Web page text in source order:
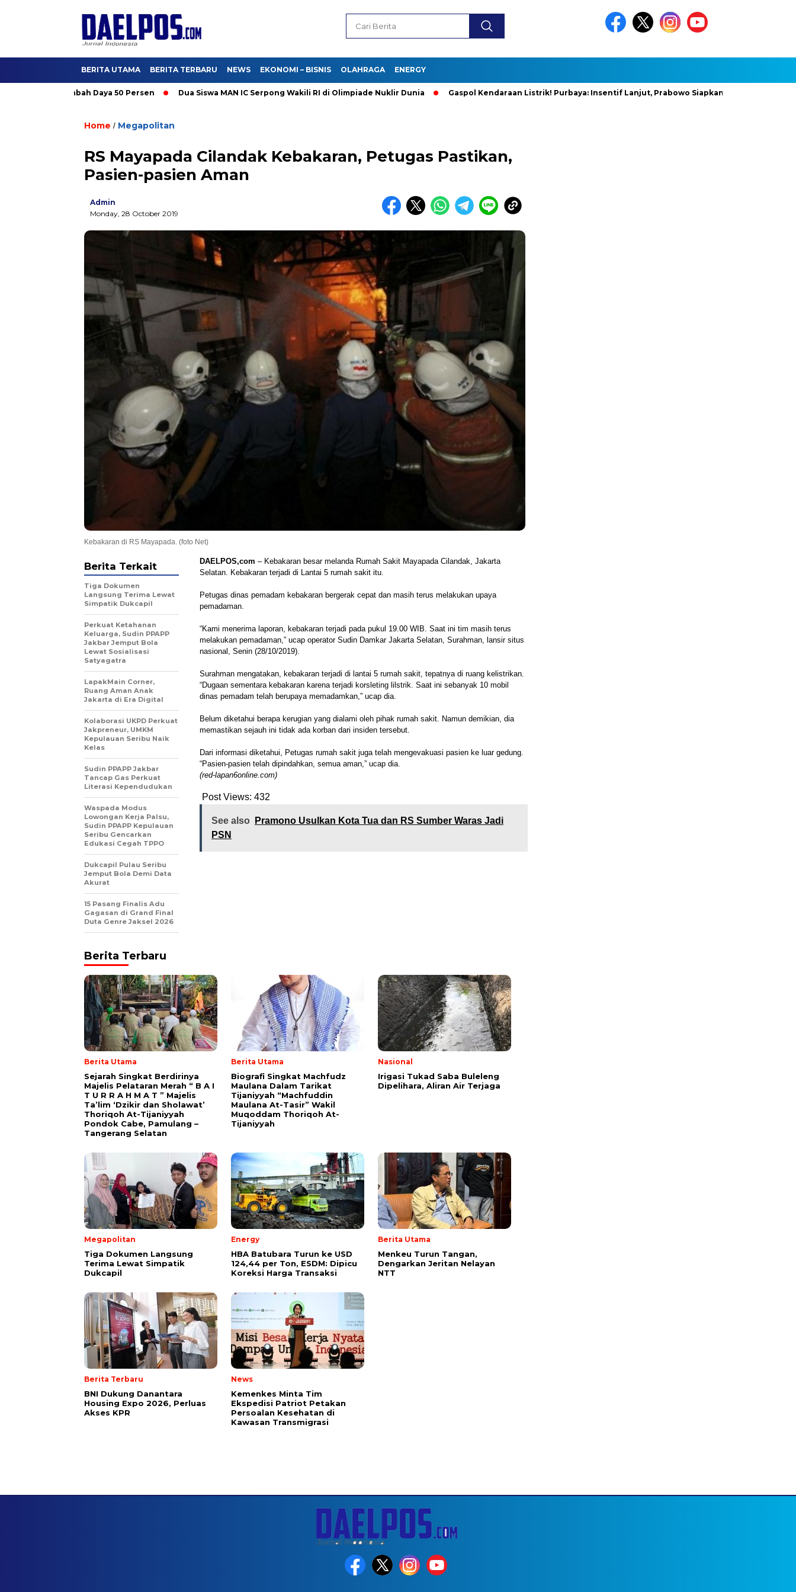
BERITA UTAMA BERITA TERBARU NEWS EKONOMI – BISNIS OLAHRAGA ENERGY
Promo Tambah Daya 50 Persen Dua Siswa MAN IC Serpong Wakili RI di Olimpiade Nuklir Dunia Gaspol Kendaraan Listrik! Purbaya: Insentif Lanjut, Prabowo Siapkan Stimulus Baru
Home / Megapolitan
RS Mayapada Cilandak Kebakaran, Petugas Pastikan,
Pasien-pasien Aman
Admin
Monday, 28 October 2019
Kebakaran di RS Mayapada. (foto Net)
DAELPOS,com – Kebakaran besar melanda Rumah Sakit Mayapada Cilandak, Jakarta
Selatan. Kebakaran terjadi di Lantai 5 rumah sakit itu.
Petugas dinas pemadam kebakaran bergerak cepat dan masih terus melakukan upaya
pemadaman.
“Kami menerima laporan, kebakaran terjadi pada pukul 19.00 WIB. Saat ini tim masih terus
melakukan pemadaman,” ucap operator Sudin Damkar Jakarta Selatan, Surahman, lansir situs
nasional, Senin (28/10/2019).
Surahman mengatakan, kebakaran terjadi di lantai 5 rumah sakit, tepatnya di ruang kelistrikan.
“Dugaan sementara kebakaran karena terjadi korsleting lilstrik. Saat ini sebanyak 10 mobil
dinas pemadam telah berupaya memadamkan,” ucap dia.
Belum diketahui berapa kerugian yang dialami oleh pihak rumah sakit. Namun demikian, dia
memastikan sejauh ini tidak ada korban dari insiden tersebut.
Dari informasi diketahui, Petugas rumah sakit juga telah mengevakuasi pasien ke luar gedung.
“Pasien-pasien telah dipindahkan, semua aman,” ucap dia.
(red-lapan6online.com)
Post Views: 432
See also
Pramono Usulkan Kota Tua dan RS Sumber Waras Jadi
PSN
Berita Terkait
Tiga Dokumen
Langsung Terima Lewat
Simpatik Dukcapil
Perkuat Ketahanan
Keluarga, Sudin PPAPP
Jakbar Jemput Bola
Lewat Sosialisasi
Satyagatra
LapakMain Corner,
Ruang Aman Anak
Jakarta di Era Digital
Kolaborasi UKPD Perkuat
Jakpreneur, UMKM
Kepulauan Seribu Naik
Kelas
Sudin PPAPP Jakbar
Tancap Gas Perkuat
Literasi Kependudukan
Waspada Modus
Lowongan Kerja Palsu,
Sudin PPAPP Kepulauan
Seribu Gencarkan
Edukasi Cegah TPPO
Dukcapil Pulau Seribu
Jemput Bola Demi Data
Akurat
15 Pasang Finalis Adu
Gagasan di Grand Final
Duta Genre Jaksel 2026
Berita Terbaru
Berita Utama
Sejarah Singkat Berdirinya
Majelis Pelataran Merah “ B A I
T U R R A H M A T ” Majelis
Ta’lim ‘Dzikir dan Sholawat’
Thoriqoh At-Tijaniyyah
Pondok Cabe, Pamulang –
Tangerang Selatan
Berita Utama
Biografi Singkat Machfudz
Maulana Dalam Tarikat
Tijaniyyah “Machfuddin
Maulana At-Tasir” Wakil
Muqoddam Thoriqoh At-
Tijaniyyah
Nasional
Irigasi Tukad Saba Buleleng
Dipelihara, Aliran Air Terjaga
Megapolitan
Tiga Dokumen Langsung
Terima Lewat Simpatik
Dukcapil
Energy
HBA Batubara Turun ke USD
124,44 per Ton, ESDM: Dipicu
Koreksi Harga Transaksi
Berita Utama
Menkeu Turun Tangan,
Dengarkan Jeritan Nelayan
NTT
Berita Terbaru
BNI Dukung Danantara
Housing Expo 2026, Perluas
Akses KPR
News
Kemenkes Minta Tim
Ekspedisi Patriot Petakan
Persoalan Kesehatan di
Kawasan Transmigrasi